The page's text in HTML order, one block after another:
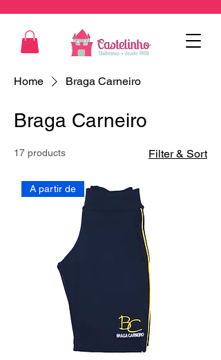
Home Braga Carneiro
Braga Carneiro
17 products Filter & Sort
A partir de